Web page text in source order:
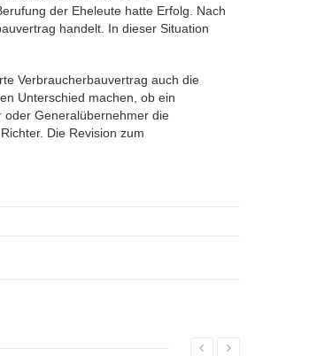
der Eheleute hatte Erfolg. Nach
handelt. In dieser Situation
Verbraucherbauvertrag auch die
Unterschied machen, ob ein
oder Generalübernehmer die
Die Revision zum